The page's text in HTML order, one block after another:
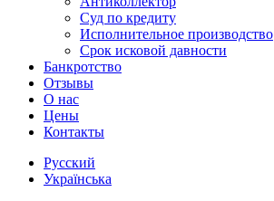
Суд по кредиту
Исполнительное производство
Срок исковой давности
Банкротство
Отзывы
О нас
Цены
Контакты
Русский
Українська